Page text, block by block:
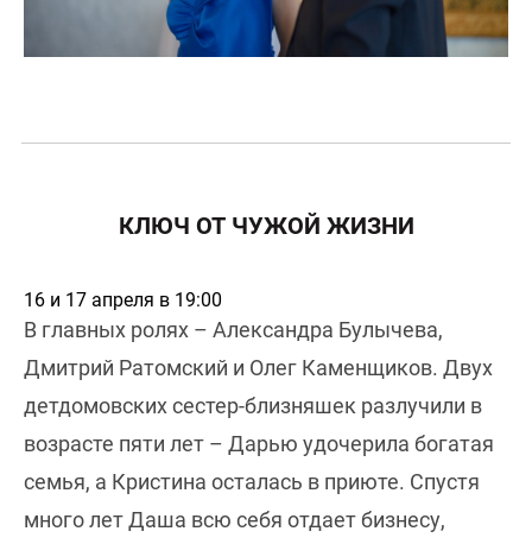
КЛЮЧ ОТ ЧУЖОЙ ЖИЗНИ
16 и 17 апреля в 19:00
В главных ролях – Александра Булычева,
Дмитрий Ратомский и Олег Каменщиков. Двух
детдомовских сестер-близняшек разлучили в
возрасте пяти лет – Дарью удочерила богатая
семья, а Кристина осталась в приюте. Спустя
много лет Даша всю себя отдает бизнесу,